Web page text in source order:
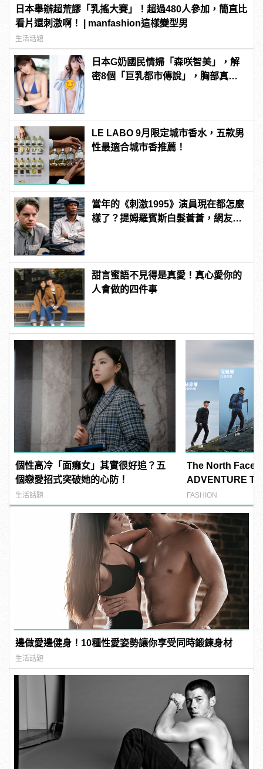
日本舉辦超荒謬「乳搖大賽」！超過480人參加，簡直比
看片還刺激啊！ | manfashion這樣變型男
生活話題
日本G奶國民情婦「森咲智美」，解
密8個「巨乳都市傳說」，胸部真能
LE LABO 9月限定城市香水，五款男
性最適合城市香推薦！
當年的《刺激1995》演員現在都怎麼
樣了？提姆羅賓斯白髮蒼蒼，網友
甜言蜜語不見得是真愛！真心愛你的
人會做的四件事
個性高冷「面癱女」其實很好追？五
個戀愛招式突破她的心防！
生活話題
The North Face
ADVENTURE
系列
FASHION
邊做愛邊健身！10種性愛姿勢讓你享受同時鍛鍊身材
生活話題